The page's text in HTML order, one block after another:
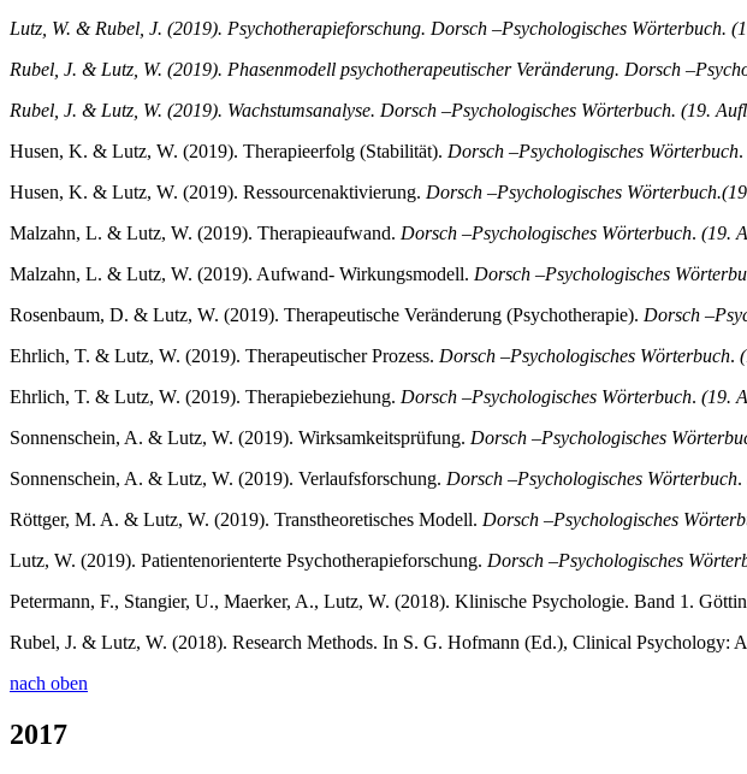
Lutz, W. & Rubel, J. (2019). Psychotherapieforschung. Dorsch –Psychologisches Wörterbuch.
Rubel, J. & Lutz, W. (2019). Phasenmodell psychotherapeutischer Veränderung. Dorsch
Rubel, J. & Lutz, W. (2019). Wachstumsanalyse. Dorsch –Psychologisches Wörterbuch. (19.
Husen, K. & Lutz, W. (2019). Therapieerfolg (Stabilität). Dorsch –Psychologisches Wörterbuch.
Husen, K. & Lutz, W. (2019). Ressourcenaktivierung. Dorsch –Psychologisches Wörterbuch.
Malzahn, L. & Lutz, W. (2019). Therapieaufwand. Dorsch –Psychologisches Wörterbuch. (19.
Malzahn, L. & Lutz, W. (2019). Aufwand- Wirkungsmodell. Dorsch –Psychologisches
Rosenbaum, D. & Lutz, W. (2019). Therapeutische Veränderung (Psychotherapie). Dorsch
Ehrlich, T. & Lutz, W. (2019). Therapeutischer Prozess. Dorsch –Psychologisches Wörterbuch.
Ehrlich, T. & Lutz, W. (2019). Therapiebeziehung. Dorsch –Psychologisches Wörterbuch. (19.
Sonnenschein, A. & Lutz, W. (2019). Wirksamkeitsprüfung. Dorsch –Psychologisches
Sonnenschein, A. & Lutz, W. (2019). Verlaufsforschung. Dorsch –Psychologisches Wörterbuch.
Röttger, M. A. & Lutz, W. (2019). Transtheoretisches Modell. Dorsch –Psychologisches
Lutz, W. (2019). Patientenorienterte Psychotherapieforschung. Dorsch –Psychologisches
Petermann, F., Stangier, U., Maerker, A., Lutz, W. (2018). Klinische Psychologie. Band 1.
Rubel, J. & Lutz, W. (2018). Research Methods. In S. G. Hofmann (Ed.), Clinical Psychology:
nach oben
2017